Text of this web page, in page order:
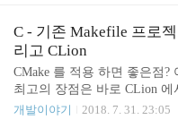
결 안되면 xcode 를 실행시켜
나타나면 설치 해 준다. 설치
같은게 떴던거 같은데 관련
여전히 해결 되지는 않았다.
macOS 10.14 설치 그래도 해
을 실행 시켜서 설치 해 본다.
C - 기존 Makefile 프로
리고 CLion
CMake 를 적용 하면 좋은점
최고의 장점은 바로 CLion
을 안한 CLion 개발 환경은
개발이야기 2018. 7. 31. 23:05